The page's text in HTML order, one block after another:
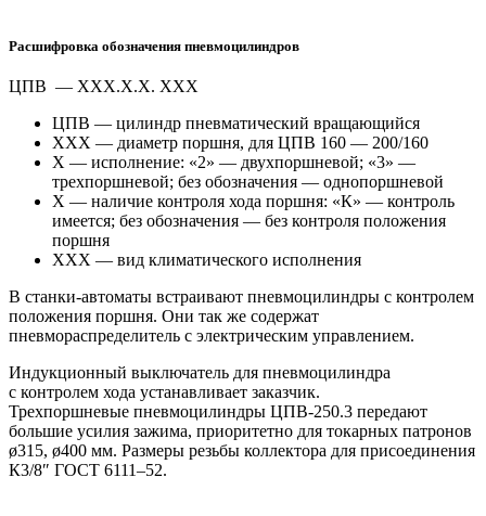
Расшифровка обозначения пневмоцилиндров
ЦПВ — ХХХ.Х.Х. ХХХ
ЦПВ — цилиндр пневматический вращающийся
ХХХ — диаметр поршня, для ЦПВ 160 — 200/160
Х — исполнение: «2» — двухпоршневой; «3» —
трехпоршневой; без обозначения — однопоршневой
Х — наличие контроля хода поршня: «К» — контроль
имеется; без обозначения — без контроля положения
поршня
ХХХ — вид климатического исполнения
В станки-автоматы встраивают пневмоцилиндры с контролем
положения поршня. Они так же содержат
пневмораспределитель с электрическим управлением.
Индукционный выключатель для пневмоцилиндра
с контролем хода устанавливает заказчик.
Трехпоршневые пневмоцилиндры ЦПВ-250.3 передают
большие усилия зажима, приоритетно для токарных патронов
ø315, ø400 мм. Размеры резьбы коллектора для присоединения
К3/8″ ГОСТ 6111–52.